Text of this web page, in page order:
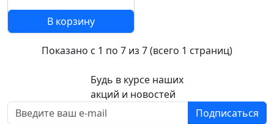
В корзину
Показано с 1 по 7 из 7 (всего 1 страниц)
Будь в курсе наших
акций и новостей
Подписаться